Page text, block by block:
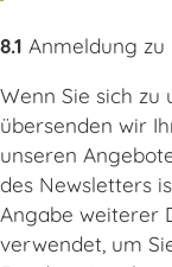
8.1 Anmeldung
Wenn Sie sich zu
übersenden wir
unseren
des Newsletters
Angabe weiterer
verwendet, um